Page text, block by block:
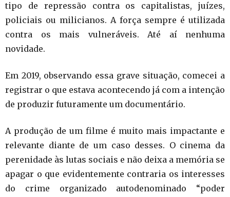
tipo de repressão contra os capitalistas, juízes,
policiais ou milicianos. A força sempre é utilizada
contra os mais vulneráveis. Até aí nenhuma
novidade.
Em 2019, observando essa grave situação, comecei a
registrar o que estava acontecendo já com a intenção
de produzir futuramente um documentário.
A produção de um filme é muito mais impactante e
relevante diante de um caso desses. O cinema da
perenidade às lutas sociais e não deixa a memória se
apagar o que evidentemente contraria os interesses
do crime organizado autodenominado “poder